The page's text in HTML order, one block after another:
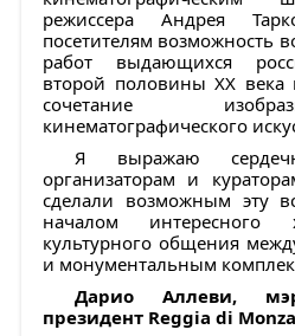
режиссера Андрея
посетителям возможность
работ выдающихся
второй половины XX века
сочетание
кинематографического
Я выражаю
организаторам и
сделали возможным эту
началом интересного
культурного общения
и монументальным
Дарио Аллеви,
президент Reggia di Monza